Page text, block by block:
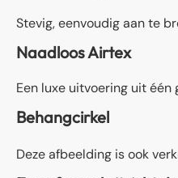
Stevig, eenvoudig aan te
Naadloos Airtex
Een luxe uitvoering uit
Behangcirkel
Deze afbeelding is ook